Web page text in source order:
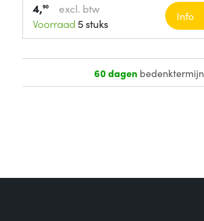
4,90
excl. btw
Voorraad 5 stuks
Info
60 dagenbedenktermijn